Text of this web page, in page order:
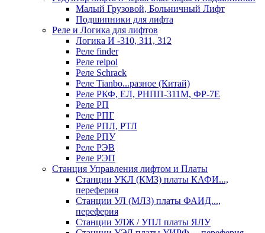
Малый Грузовой, Больничный Лифт
Подшипники для лифта
Реле и Логика для лифтов
Логика И -310, 311, 312
Реле findеr
Реле relpol
Реле Schrack
Реле Tianbo...разное (Китай)
Реле РКФ, ЕЛ, РНПП-311М, ФР-7Е
Реле РП
Реле РПГ
Реле РПЛ, РТЛ
Реле РПУ
Реле РЭВ
Реле РЭП
Станция Управления лифтом и Платы
Станции УКЛ (КМЗ) платы КАФИ...,
переферия
Станции УЛ (МЛЗ) платы ФАИД...,
переферия
Станции УЛЖ / УПЛ платы ЯЛУ